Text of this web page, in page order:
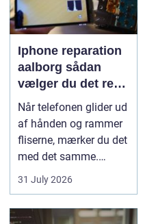
Iphone reparation
aalborg sådan
vælger du det rette
værksted
Når telefonen glider ud
af hånden og rammer
fliserne, mærker du det
med det samme.
Skærmen splintrer...
31 July 2026